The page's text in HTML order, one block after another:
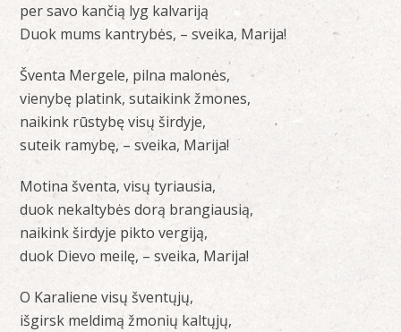
per savo kančią lyg kalvariją
Duok mums kantrybės, – sveika, Marija!
Šventa Mergele, pilna malonės,
vienybę platink, sutaikink žmones,
naikink rūstybę visų širdyje,
suteik ramybę, – sveika, Marija!
Motina šventa, visų tyriausia,
duok nekaltybės dorą brangiausią,
naikink širdyje pikto vergiją,
duok Dievo meilę, – sveika, Marija!
O Karaliene visų šventųjų,
išgirsk meldimą žmonių kaltųjų,